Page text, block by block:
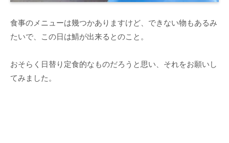
食事のメニューは幾つかありますけど、できない物もあるみ
たいで、この日は鯖が出来るとのこと。
おそらく日替り定食的なものだろうと思い、それをお願いし
てみました。